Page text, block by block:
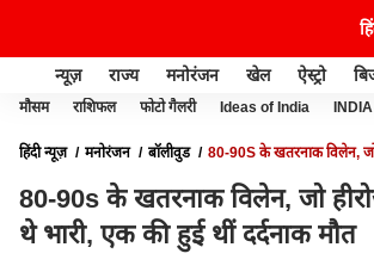
न्यूज़ राज्य मनोरंजन खेल ऐस्ट्रो
मौसम राशिफल फोटो गैलरी Ideas of India
हिंदी न्यूज़ मनोरंजन बॉलीवुड
80-90S के खतरनाक विलेन,
80-90s के खतरनाक विलेन, जो
थे भारी, एक की हुई थीं दर्दनाक मौत